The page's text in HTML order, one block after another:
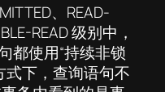
、READ-
READ 级别中，
都使用“持续非锁
式下，查询语句不